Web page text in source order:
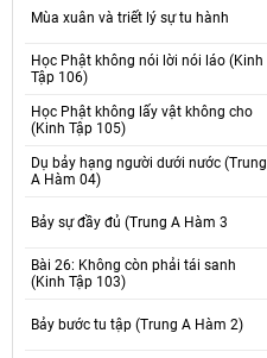
Mùa xuân và triết lý sự tu hành
Học Phật không nói lời nói láo (Kinh
Tập 106)
Học Phật không lấy vật không cho
(Kinh Tập 105)
Dụ bảy hạng người dưới nước (Trung
A Hàm 04)
Bảy sự đầy đủ (Trung A Hàm 3
Bài 26: Không còn phải tái sanh
(Kinh Tập 103)
Bảy bước tu tập (Trung A Hàm 2)